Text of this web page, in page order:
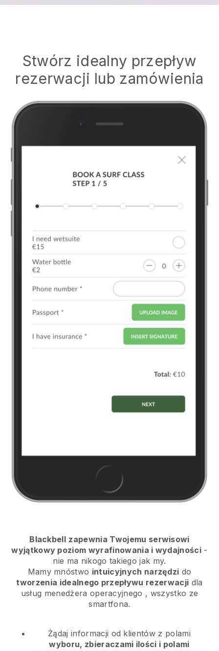
Stwórz idealny przepływ
rezerwacji lub zamówienia
Blackbell zapewnia Twojemu serwisowi
wyjątkowy poziom wyrafinowania i wydajności -
nie ma nikogo takiego jak my.
Mamy mnóstwo intuicyjnych narzędzi do
tworzenia idealnego przepływu rezerwacji dla
usług menedżera operacyjnego , wszystko ze
smartfona.
Żądaj informacji od klientów z polami
wyboru, zbieraczami ilości i polami